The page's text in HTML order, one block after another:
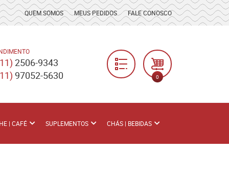
QUEM SOMOS MEUS PEDIDOS FALE CONOSCO
2506-9343
97052-5630 0
| CAFÉ SUPLEMENTOS CHÁS | BEBIDAS